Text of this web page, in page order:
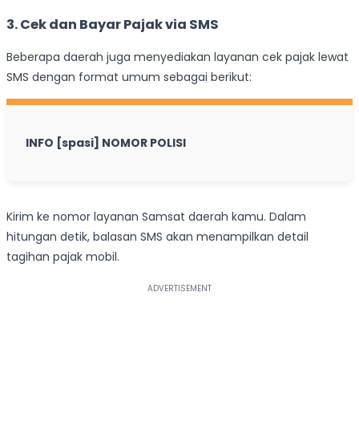
3. Cek dan Bayar Pajak via SMS
Beberapa daerah juga menyediakan layanan cek pajak lewat
SMS dengan format umum sebagai berikut:
INFO [spasi] NOMOR POLISI
Kirim ke nomor layanan Samsat daerah kamu. Dalam
hitungan detik, balasan SMS akan menampilkan detail
tagihan pajak mobil.